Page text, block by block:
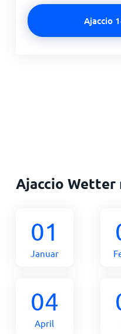
Ajaccio
Ajaccio Wetter
01
Januar
04
April